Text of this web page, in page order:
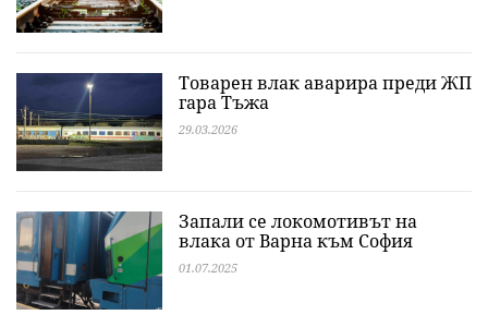
Товарен влак аварира преди ЖП
гара Тъжа
29.03.2026
Запали се локомотивът на
влака от Варна към София
01.07.2025